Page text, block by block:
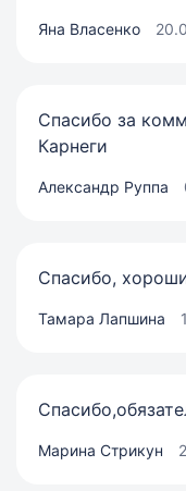
Яна Власенко
Спасибо за
Карнеги
Александр Руппа
Спасибо,
Тамара Лапшина
Марина Стрикун